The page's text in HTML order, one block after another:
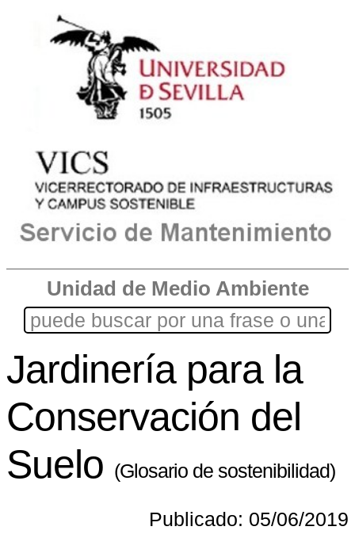
Unidad de Medio Ambiente
Jardinería para la
Conservación del
Suelo (Glosario de sostenibilidad)
Publicado: 05/06/2019